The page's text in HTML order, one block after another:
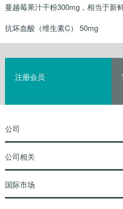
蔓越莓果汁干粉300mg，相当于新
抗坏血酸（维生素C） 50mg
注册会员
公司
公司相关
国际市场